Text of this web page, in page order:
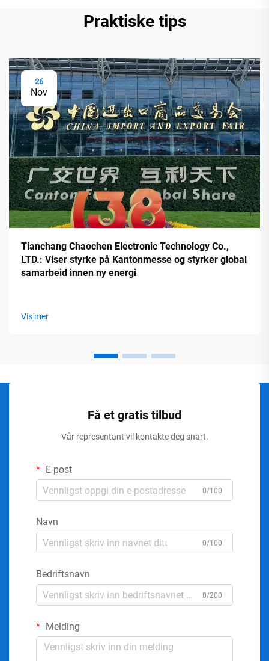
Praktiske tips
26
Nov
Tianchang Chaochen Electronic Technology Co.,
LTD.: Viser styrke på Kantonmesse og styrker global
samarbeid innen ny energi
Vis mer
Få et gratis tilbud
Vår representant vil kontakte deg snart.
E-post
0/100
Navn
0/100
Bedriftsnavn
0/200
Melding